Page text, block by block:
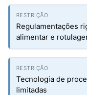
Regulamentações
alimentar e
Tecnologia de
limitadas